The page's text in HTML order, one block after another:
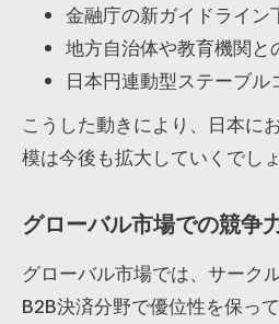
金融庁の新ガイドライン
地方自治体や教育機関と
日本円連動型ステーブル
こうした動きにより、日本に
模は今後も拡大していくでしょ
グローバル市場での競争
グローバル市場では、サーク
B2B決済分野で優位性を保っ